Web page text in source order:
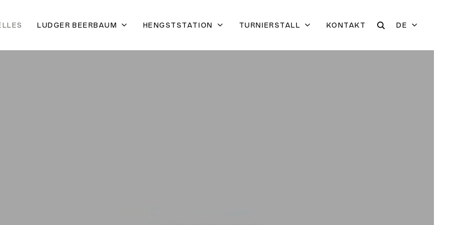
LUDGER BEERBAUM HENGSTSTATION TURNIERSTALL KONTAKT DE